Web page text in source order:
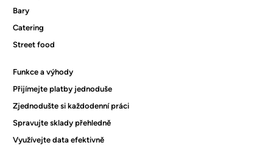
Bary
Catering
Street food
Funkce a výhody
Přijímejte platby jednoduše
Zjednodušte si každodenní práci
Spravujte sklady přehledně
Využívejte data efektivně